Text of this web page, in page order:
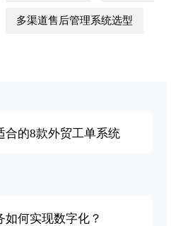
多渠道售后管理系统选型
合的8款外贸工单系统
如何实现数字化？